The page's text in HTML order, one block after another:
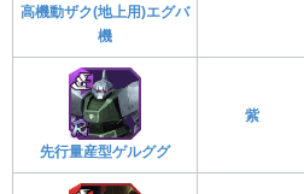
高機動ザク(地上用)エグバ
機
先行量産型ゲルググ
紫